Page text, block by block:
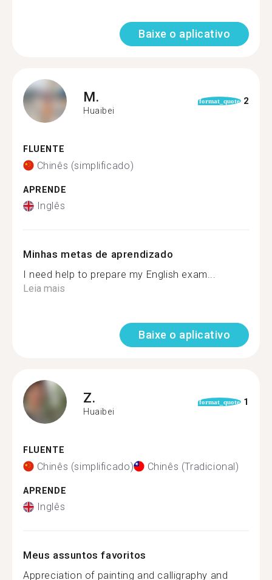
Baixe o aplicativo
M.
Huaibei
format_quote 2
FLUENTE
Chinês (simplificado)
APRENDE
Inglês
Minhas metas de aprendizado
I need help to prepare my English exam...
Leia mais
Baixe o aplicativo
Z.
Huaibei
format_quote 1
FLUENTE
Chinês (simplificado) Chinês (Tradicional)
APRENDE
Inglês
Meus assuntos favoritos
Appreciation of painting and calligraphy and